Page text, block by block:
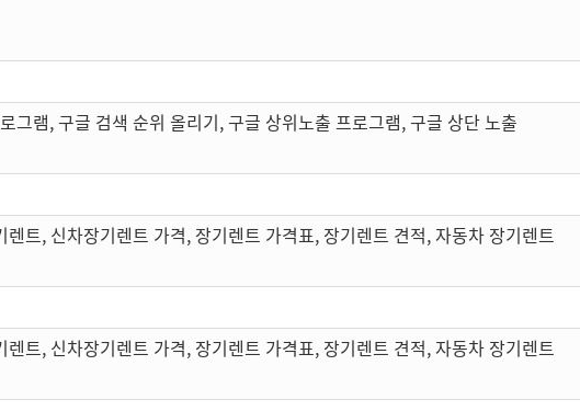
그램, 구글 검색 순위 올리기, 구글 상위노출 프로그램, 구글 상단 노출
트, 신차장기렌트 가격, 장기렌트 가격표, 장기렌트 견적, 자동차 장기렌트
트, 신차장기렌트 가격, 장기렌트 가격표, 장기렌트 견적, 자동차 장기렌트